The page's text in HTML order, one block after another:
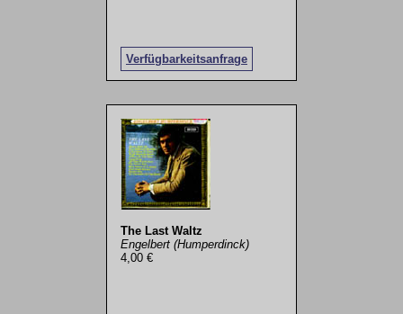
Verfügbarkeitsanfrage
The Last Waltz
Engelbert (Humperdinck)
4,00 €